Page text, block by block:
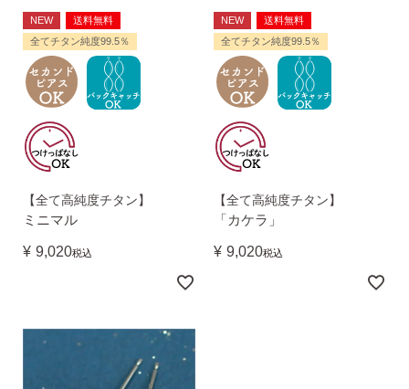
・Amazon Pay
・クレジットカード
・銀行振込
・コンビニ後払
・代金引換
・宅配便
全国一律 715円
7,000円以上購入で
送料無料
平日 9:00〜17:00
AM10:00までの
NEW
送料無料
全てチタン純度99.5％
【全て高純度チタン】
ミニマル
¥ 9,020税込
NEW
送料無料
全てチタン純度99.5％
【全て高純度チタン】
「カケラ」
¥ 9,020税込